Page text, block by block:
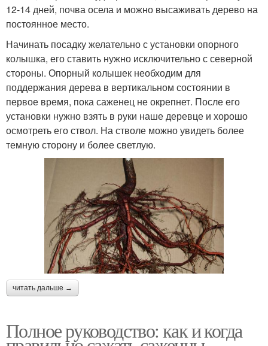
12-14 дней, почва осела и можно высаживать дерево на
постоянное место.
Начинать посадку желательно с установки опорного
колышка, его ставить нужно исключительно с северной
стороны. Опорный колышек необходим для
поддержания дерева в вертикальном состоянии в
первое время, пока саженец не окрепнет. После его
установки нужно взять в руки наше деревце и хорошо
осмотреть его ствол. На стволе можно увидеть более
темную сторону и более светлую.
читать дальше →
Полное руководство: как и когда